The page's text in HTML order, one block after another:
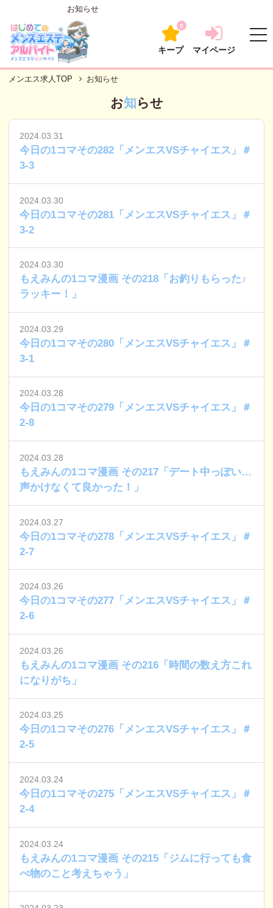
お知らせ
キープ
0
マイページ
メンエス求人TOP お知らせ
お知らせ
2024.03.31
今日の1コマその282「メンエスVSチャイエス」＃
3-3
2024.03.30
今日の1コマその281「メンエスVSチャイエス」＃
3-2
2024.03.30
もえみんの1コマ漫画 その218「お釣りもらった♪
ラッキー！」
2024.03.29
今日の1コマその280「メンエスVSチャイエス」＃
3-1
2024.03.28
今日の1コマその279「メンエスVSチャイエス」＃
2-8
2024.03.28
もえみんの1コマ漫画 その217「デート中っぽい…
声かけなくて良かった！」
2024.03.27
今日の1コマその278「メンエスVSチャイエス」＃
2-7
2024.03.26
今日の1コマその277「メンエスVSチャイエス」＃
2-6
2024.03.26
もえみんの1コマ漫画 その216「時間の数え方これ
になりがち」
2024.03.25
今日の1コマその276「メンエスVSチャイエス」＃
2-5
2024.03.24
今日の1コマその275「メンエスVSチャイエス」＃
2-4
2024.03.24
もえみんの1コマ漫画 その215「ジムに行っても食
べ物のこと考えちゃう」